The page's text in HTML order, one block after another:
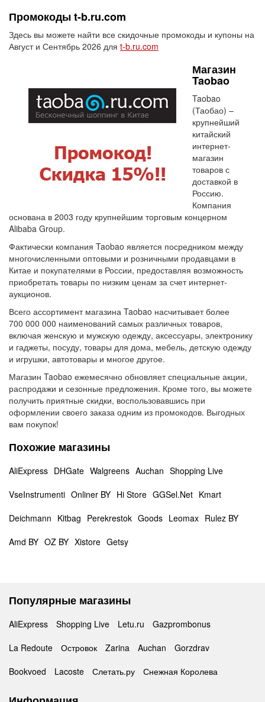
Промокоды t-b.ru.com
Здесь вы можете найти все скидочные промокоды и купоны на
Август и Сентябрь 2026 для t-b.ru.com
Магазин
Taobao
Taobao
(Таобао) –
крупнейший
китайский
интернет-
магазин
товаров с
доставкой в
Россию.
Компания
основана в 2003 году крупнейшим торговым концерном
Alibaba Group.
Фактически компания Taobao является посредником между
многочисленными оптовыми и розничными продавцами в
Китае и покупателями в России, предоставляя возможность
приобретать товары по низким ценам за счет интернет-
аукционов.
Всего ассортимент магазина Taobao насчитывает более
700 000 000 наименований самых различных товаров,
включая женскую и мужскую одежду, аксессуары, электронику
и гаджеты, посуду, товары для дома, мебель, детскую одежду
и игрушки, автотовары и многое другое.
Магазин Taobao ежемесячно обновляет специальные акции,
распродажи и сезонные предложения. Кроме того, вы можете
получить приятные скидки, воспользовавшись при
оформлении своего заказа одним из промокодов. Выгодных
вам покупок!
Похожие магазины
AliExpress DHGate Walgreens Auchan Shopping Live
VseInstrumenti Onliner BY Hi Store GGSel.Net Kmart
Deichmann Kitbag Perekrestok Goods Leomax Rulez BY
Amd BY OZ BY Xistore Getsy
Популярные магазины
AliExpress Shopping Live Letu.ru
Gazprombonus
La Redoute
Островок Zarina Auchan
Gorzdrav
Bookvoed
Lacoste Слетать.ру Снежная Королева